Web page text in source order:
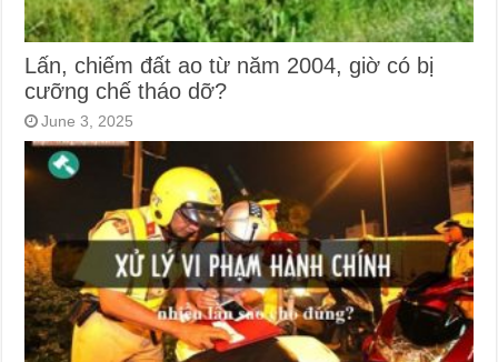
Lấn, chiếm đất ao từ năm 2004, giờ có bị
cưỡng chế tháo dỡ?
June 3, 2025